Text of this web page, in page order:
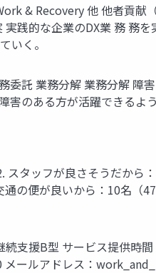
& Recovery 他 他者貢献
践的な企業のDX業 務 務
いく。
託 業務分解 業務分解 障
害のある方が活躍できるよ
タッフが良さそうだから
の便が良いから：10名（
支援B型 サービス提供時
ールアドレス：